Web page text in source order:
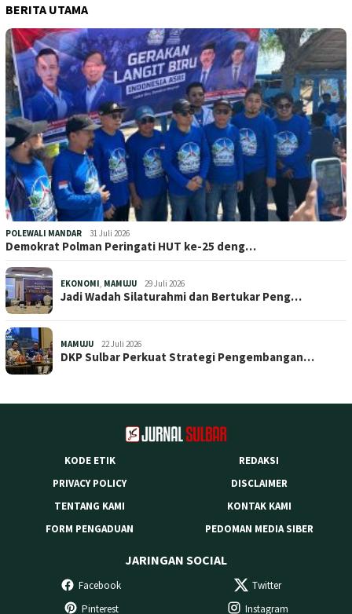
BERITA UTAMA
POLEWALI MANDAR 31 Juli 2026
Demokrat Polman Peringati HUT ke-25 deng…
EKONOMI, MAMUJU 29 Juli 2026
Jadi Wadah Silaturahmi dan Bertukar Peng…
MAMUJU 22 Juli 2026
DKP Sulbar Perkuat Strategi Pengembangan…
KODE ETIK
REDAKSI
PRIVACY POLICY
DISCLAIMER
TENTANG KAMI
KONTAK KAMI
FORM PENGADUAN
PEDOMAN MEDIA SIBER
JARINGAN SOCIAL
Facebook
Twitter
Pinterest
Instagram